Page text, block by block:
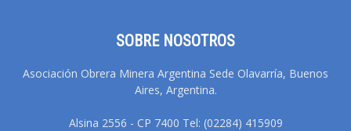
SOBRE NOSOTROS
Asociación Obrera Minera Argentina Sede Olavarría, Buenos
Aires, Argentina.
Alsina 2556 - CP 7400 Tel: (02284) 415909